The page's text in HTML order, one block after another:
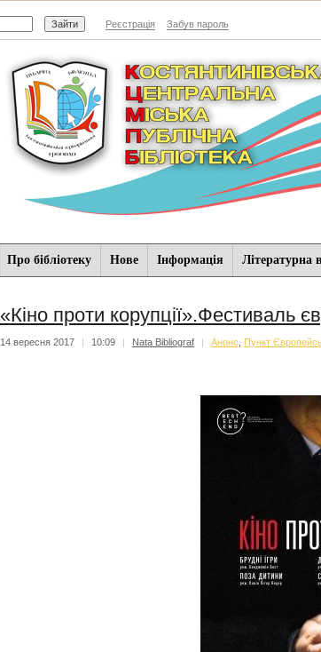
Реєстрація Забув пароль
Про бібліотеку Нове Iнформацiя Літературна
«Кіно проти корупції».Фестиваль
14 вересня 2017 | 10:09 | Nata Bibliograf | Анонс Пункт